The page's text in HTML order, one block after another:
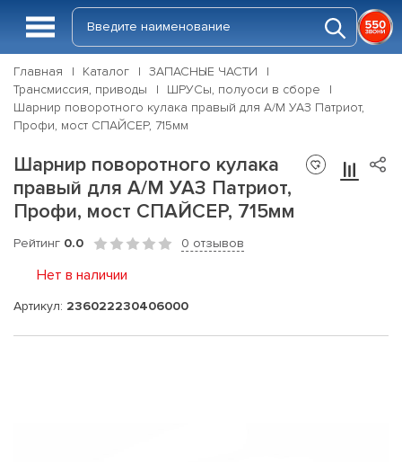
Главная Каталог
ЗАПАСНЫЕ ЧАСТИ
Трансмиссия, приводы
ШРУСы, полуоси в сборе
Шарнир поворотного кулака правый для А/М УАЗ Патриот,
Профи, мост СПАЙСЕР, 715мм
Шарнир поворотного кулака
правый для А/М УАЗ Патриот,
Профи, мост СПАЙСЕР, 715мм
Рейтинг 0.0 0 отзывов
Нет в наличии
Артикул: 236022230406000